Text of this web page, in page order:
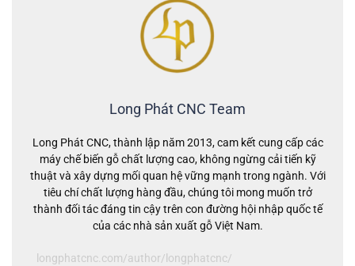
Long Phát CNC Team
Long Phát CNC, thành lập năm 2013, cam kết cung cấp các
máy chế biến gỗ chất lượng cao, không ngừng cải tiến kỹ
thuật và xây dựng mối quan hệ vững mạnh trong ngành. Với
tiêu chí chất lượng hàng đầu, chúng tôi mong muốn trở
thành đối tác đáng tin cậy trên con đường hội nhập quốc tế
của các nhà sản xuất gỗ Việt Nam.
longphatcnc.com/author/longphatcnc/